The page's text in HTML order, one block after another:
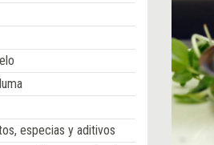
especias y aditivos